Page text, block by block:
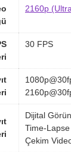
2160p
30 FPS
Dijital
Time-Lapse
Çekim